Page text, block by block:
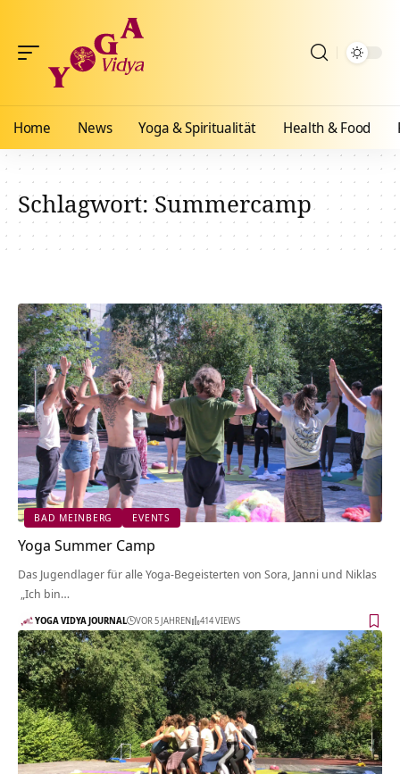
Home News Yoga & Spiritualität Health & Food
Schlagwort:Summercamp
BAD MEINBERG EVENTS
Yoga Summer Camp
Das Jugendlager für alle Yoga-Begeisterten von Sora, Janni und Niklas
„Ich bin…
YOGA VIDYA JOURNAL VOR 5 JAHREN 414 VIEWS